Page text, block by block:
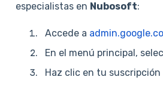
especialistas en Nubosoft:
Accede a
En el menú principal,
Haz clic en tu suscripción